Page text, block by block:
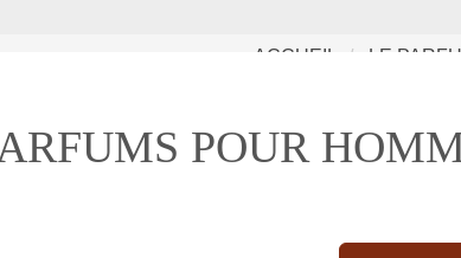
ACCUEIL LE
POUR